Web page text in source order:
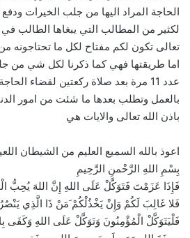
الحاجة المراد اليها من جلب الخيرات ودفع
لكثير من المطالب التي يبغاها الطالب في
تعالى تكون لكم مفتاح لكل ما تحتاجونه
اما طريقتها فهي كما ذكرنا لكل شي من
عدد 11 مرة بعد صلاة ركعتين لقضاء
بالعمل وتطلب بعدها ما شئت من امور
باذن الله تعالى والايات هي
اعوذ بالله السميع العليم من الشيطان
بِسْمِ اللهِ الرَّحْمنِ الرَّحِيمِ
فَإِذَا عَزَمْتَ فَتَوَكَّلْ عَلَى اللهِ إِنَّ اللهَ يُحِبُّ
فَلا غَالِبَ لَكُمْ وَإِنْ يَخْذُلْكُمْ َمَنْ ذَا الَّذِي
فَلْيَتَوَكَّلْ الْمُؤْمِنُونَ وَتَوَكَّلْ عَلَى اللهِ وَكَفَى